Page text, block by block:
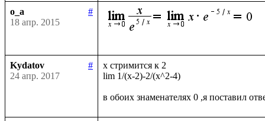
o_a
#
18 апр. 2015
Kydatov
#
24 апр. 2017
x стримится к 2
lim 1/(x-2)-2/(x^2-4)